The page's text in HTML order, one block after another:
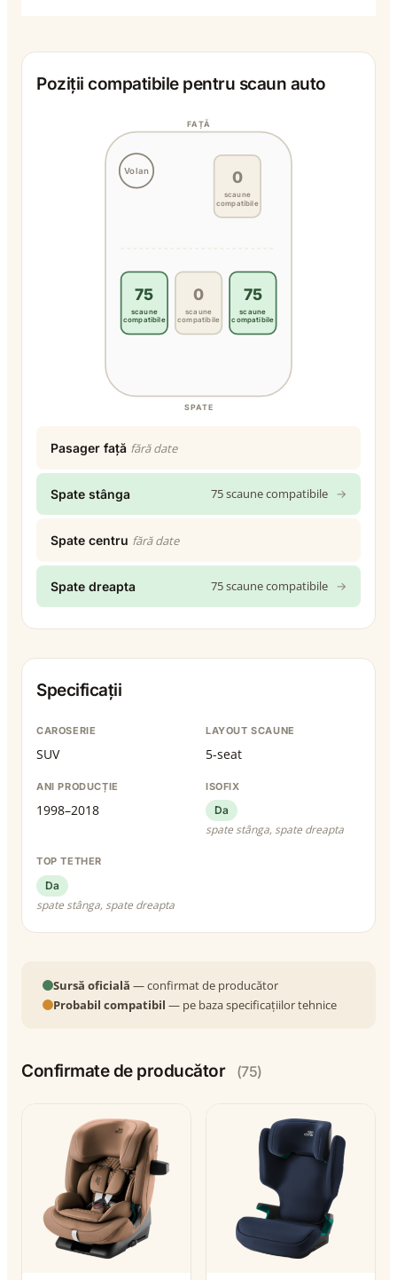
Poziții compatibile pentru scaun auto
Volan
FAȚĂ
SPATE
0
scaune
compatibile
75
scaune
compatibile
0
scaune
compatibile
75
scaune
compatibile
Pasager față fără date
Spate stânga 75 scaune compatibile →
Spate centru fără date
Spate dreapta 75 scaune compatibile →
Specificații
CAROSERIE
SUV
LAYOUT SCAUNE
5-seat
ANI PRODUCȚIE
1998–2018
ISOFIX
Da
spate stânga, spate dreapta
TOP TETHER
Da
spate stânga, spate dreapta
Sursă oficială — confirmat de producător
Probabil compatibil — pe baza specificațiilor tehnice
Confirmate de producător (75)